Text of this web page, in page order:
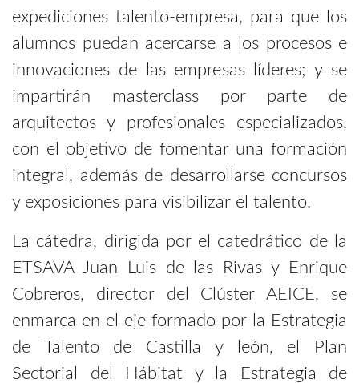
expediciones talento-empresa, para que los
alumnos puedan acercarse a los procesos e
innovaciones de las empresas líderes; y se
impartirán masterclass por parte de
arquitectos y profesionales especializados,
con el objetivo de fomentar una formación
integral, además de desarrollarse concursos
y exposiciones para visibilizar el talento.
La cátedra, dirigida por el catedrático de la
ETSAVA Juan Luis de las Rivas y Enrique
Cobreros, director del Clúster AEICE, se
enmarca en el eje formado por la Estrategia
de Talento de Castilla y león, el Plan
Sectorial del Hábitat y la Estrategia de